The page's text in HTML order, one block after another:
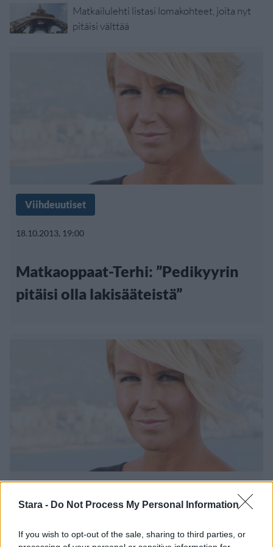
Stara - Do Not Process My Personal Information
If you wish to opt-out of the sale, sharing to third parties, or
Matkailulehti listasi lomakohteet, joita nyt
pitäisi välttää
Viihdeuutiset
18.10.2013, 19:00
Matkaoppaat-Terhi: ”Pedikyyrin
pitäisi olla lakisääteistä”